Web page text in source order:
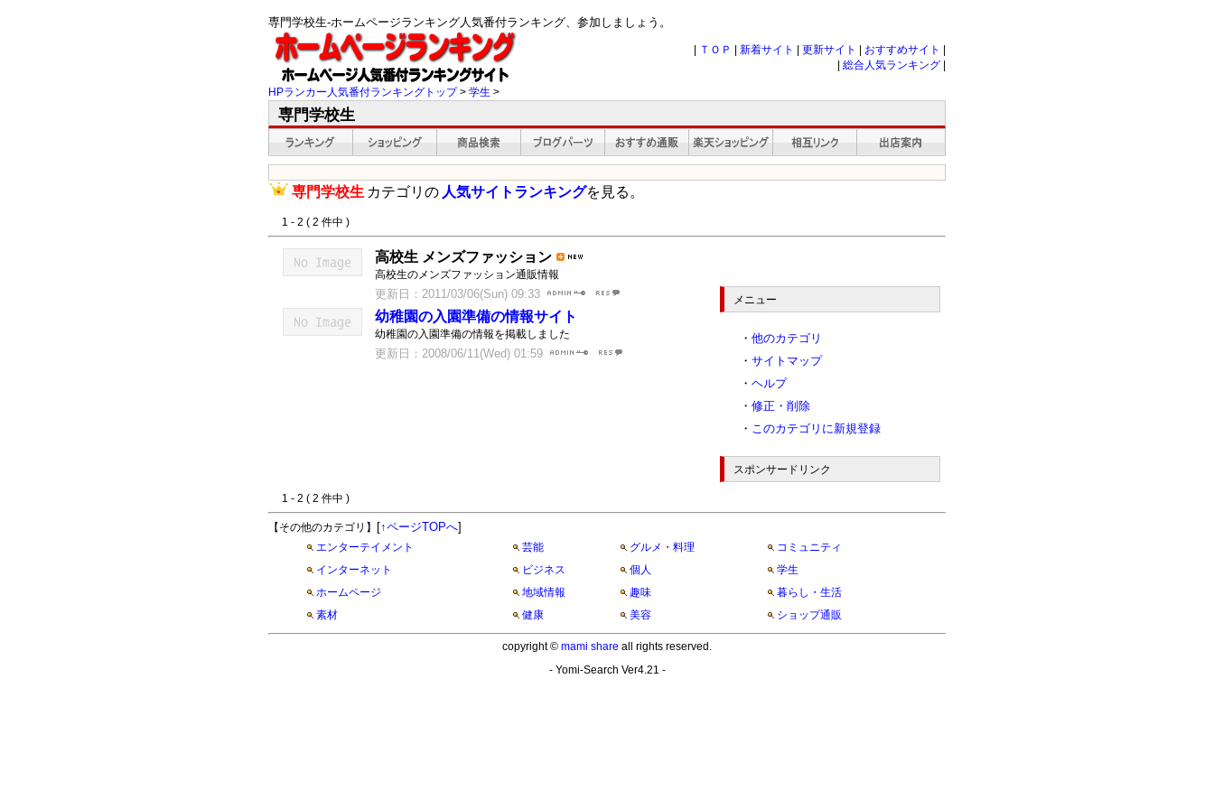
専門学校生-ホームページランキング人気番付ランキング、参加しましょう。
ＴＯＰ 新着サイト 更新サイト おすすめサイト
総合人気ランキング
HPランカー人気番付ランキングトップ> 学生 >
専門学校生
専門学校生 カテゴリの 人気サイトランキングを見る。
1 - 2 ( 2 件中 )
高校生 メンズファッション
高校生のメンズファッション通販情報
更新日：2011/03/06(Sun) 09:33
幼稚園の入園準備の情報サイト
幼稚園の入園準備の情報を掲載しました
更新日：2008/06/11(Wed) 01:59
メニュー
・ 他のカテゴリ
・ サイトマップ
・ ヘルプ
・ 修正・削除
・ このカテゴリに新規登録
スポンサードリンク
1 - 2 ( 2 件中 )
【その他のカテゴリ】 [↑ページTOPへ]
エンターテイメント 芸能 グルメ・料理
コミュニティ
インターネット
ビジネス 個人
学生
ホームページ
地域情報 趣味
暮らし・生活
素材
健康 美容 ショップ通販
copyright © mami share all rights reserved.
- Yomi-Search Ver4.21 -